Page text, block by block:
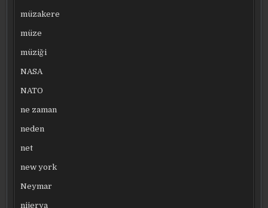
müzakere
müze
müziği
NASA
NATO
ne zaman
neden
net
new york
Neymar
nijerya